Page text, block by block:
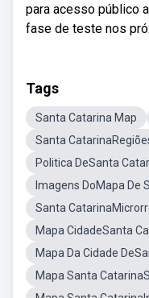
para acesso público
fase de teste nos
Tags
Santa Catarina Map
Santa
Politica DeSanta
Imagens DoMapa De
Santa
Mapa CidadeSanta
Mapa Da Cidade
Mapa Santa